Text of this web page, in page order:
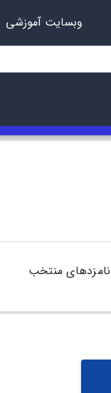
وبسایت آموزشی
منتخب